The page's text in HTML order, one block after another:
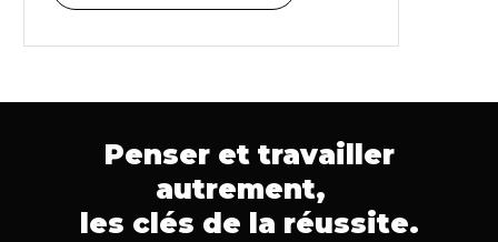
Penser et travailler
autrement,
les clés de la réussite.